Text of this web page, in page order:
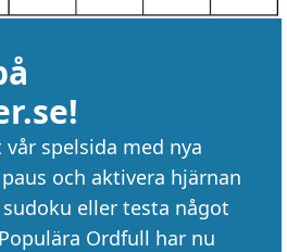
spelsida med nya
och aktivera hjärnan
eller testa något
Ordfull har nu